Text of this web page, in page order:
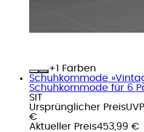
+
Farben
Schuhkommode
Schuhkommode für 6
SIT
Ursprünglicher Preis
€
Aktueller Preis453,99 €